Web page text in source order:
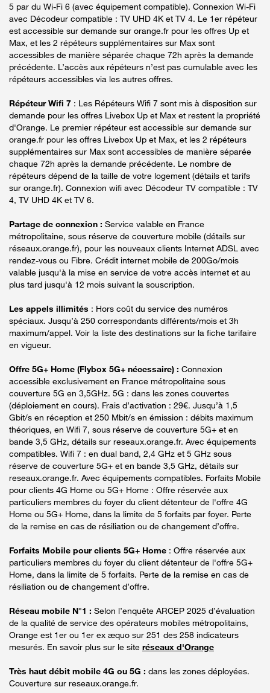
5 par du Wi-Fi 6 (avec équipement compatible). Connexion Wi-Fi
avec Décodeur compatible : TV UHD 4K et TV 4. Le 1er répéteur
est accessible sur demande sur orange.fr pour les offres Up et
Max, et les 2 répéteurs supplémentaires sur Max sont
accessibles de manière séparée chaque 72h après la demande
précédente. L’accès aux répéteurs n’est pas cumulable avec les
répéteurs accessibles via les autres offres.
Répéteur Wifi 7 : Les Répéteurs Wifi 7 sont mis à disposition sur
demande pour les offres Livebox Up et Max et restent la propriété
d'Orange. Le premier répéteur est accessible sur demande sur
orange.fr pour les offres Livebox Up et Max, et les 2 répéteurs
supplémentaires sur Max sont accessibles de manière séparée
chaque 72h après la demande précédente. Le nombre de
répéteurs dépend de la taille de votre logement (détails et tarifs
sur orange.fr). Connexion wifi avec Décodeur TV compatible : TV
4, TV UHD 4K et TV 6.
Partage de connexion : Service valable en France
métropolitaine, sous réserve de couverture mobile (détails sur
réseaux.orange.fr), pour les nouveaux clients Internet ADSL avec
rendez-vous ou Fibre. Crédit internet mobile de 200Go/mois
valable jusqu'à la mise en service de votre accès internet et au
plus tard jusqu'à 12 mois suivant la souscription.
Les appels illimités : Hors coût du service des numéros
spéciaux. Jusqu’à 250 correspondants différents/mois et 3h
maximum/appel. Voir la liste des destinations sur la fiche tarifaire
en vigueur.
Offre 5G+ Home (Flybox 5G+ nécessaire) : Connexion
accessible exclusivement en France métropolitaine sous
couverture 5G en 3,5GHz. 5G : dans les zones couvertes
(déploiement en cours). Frais d’activation : 29€. Jusqu’à 1,5
Gbit/s en réception et 250 Mbit/s en émission : débits maximum
théoriques, en Wifi 7, sous réserve de couverture 5G+ et en
bande 3,5 GHz, détails sur reseaux.orange.fr. Avec équipements
compatibles. Wifi 7 : en dual band, 2,4 GHz et 5 GHz sous
réserve de couverture 5G+ et en bande 3,5 GHz, détails sur
reseaux.orange.fr. Avec équipements compatibles. Forfaits Mobile
pour clients 4G Home ou 5G+ Home : Offre réservée aux
particuliers membres du foyer du client détenteur de l'offre 4G
Home ou 5G+ Home, dans la limite de 5 forfaits par foyer. Perte
de la remise en cas de résiliation ou de changement d’offre.
Forfaits Mobile pour clients 5G+ Home : Offre réservée aux
particuliers membres du foyer du client détenteur de l'offre 5G+
Home, dans la limite de 5 forfaits. Perte de la remise en cas de
résiliation ou de changement d’offre.
Réseau mobile N°1 : Selon l’enquête ARCEP 2025 d’évaluation
de la qualité de service des opérateurs mobiles métropolitains,
Orange est 1er ou 1er ex æquo sur 251 des 258 indicateurs
mesurés. En savoir plus sur le site réseaux d'Orange
Très haut débit mobile 4G ou 5G : dans les zones déployées.
Couverture sur reseaux.orange.fr.